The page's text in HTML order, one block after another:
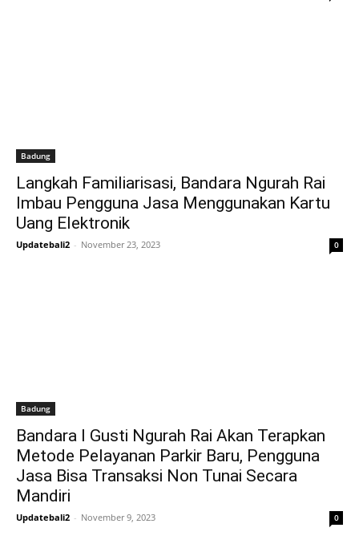
Badung
Langkah Familiarisasi, Bandara Ngurah Rai
Imbau Pengguna Jasa Menggunakan Kartu
Uang Elektronik
Updatebali2 - November 23, 2023 0
Badung
Bandara I Gusti Ngurah Rai Akan Terapkan
Metode Pelayanan Parkir Baru, Pengguna
Jasa Bisa Transaksi Non Tunai Secara
Mandiri
Updatebali2 - November 9, 2023 0